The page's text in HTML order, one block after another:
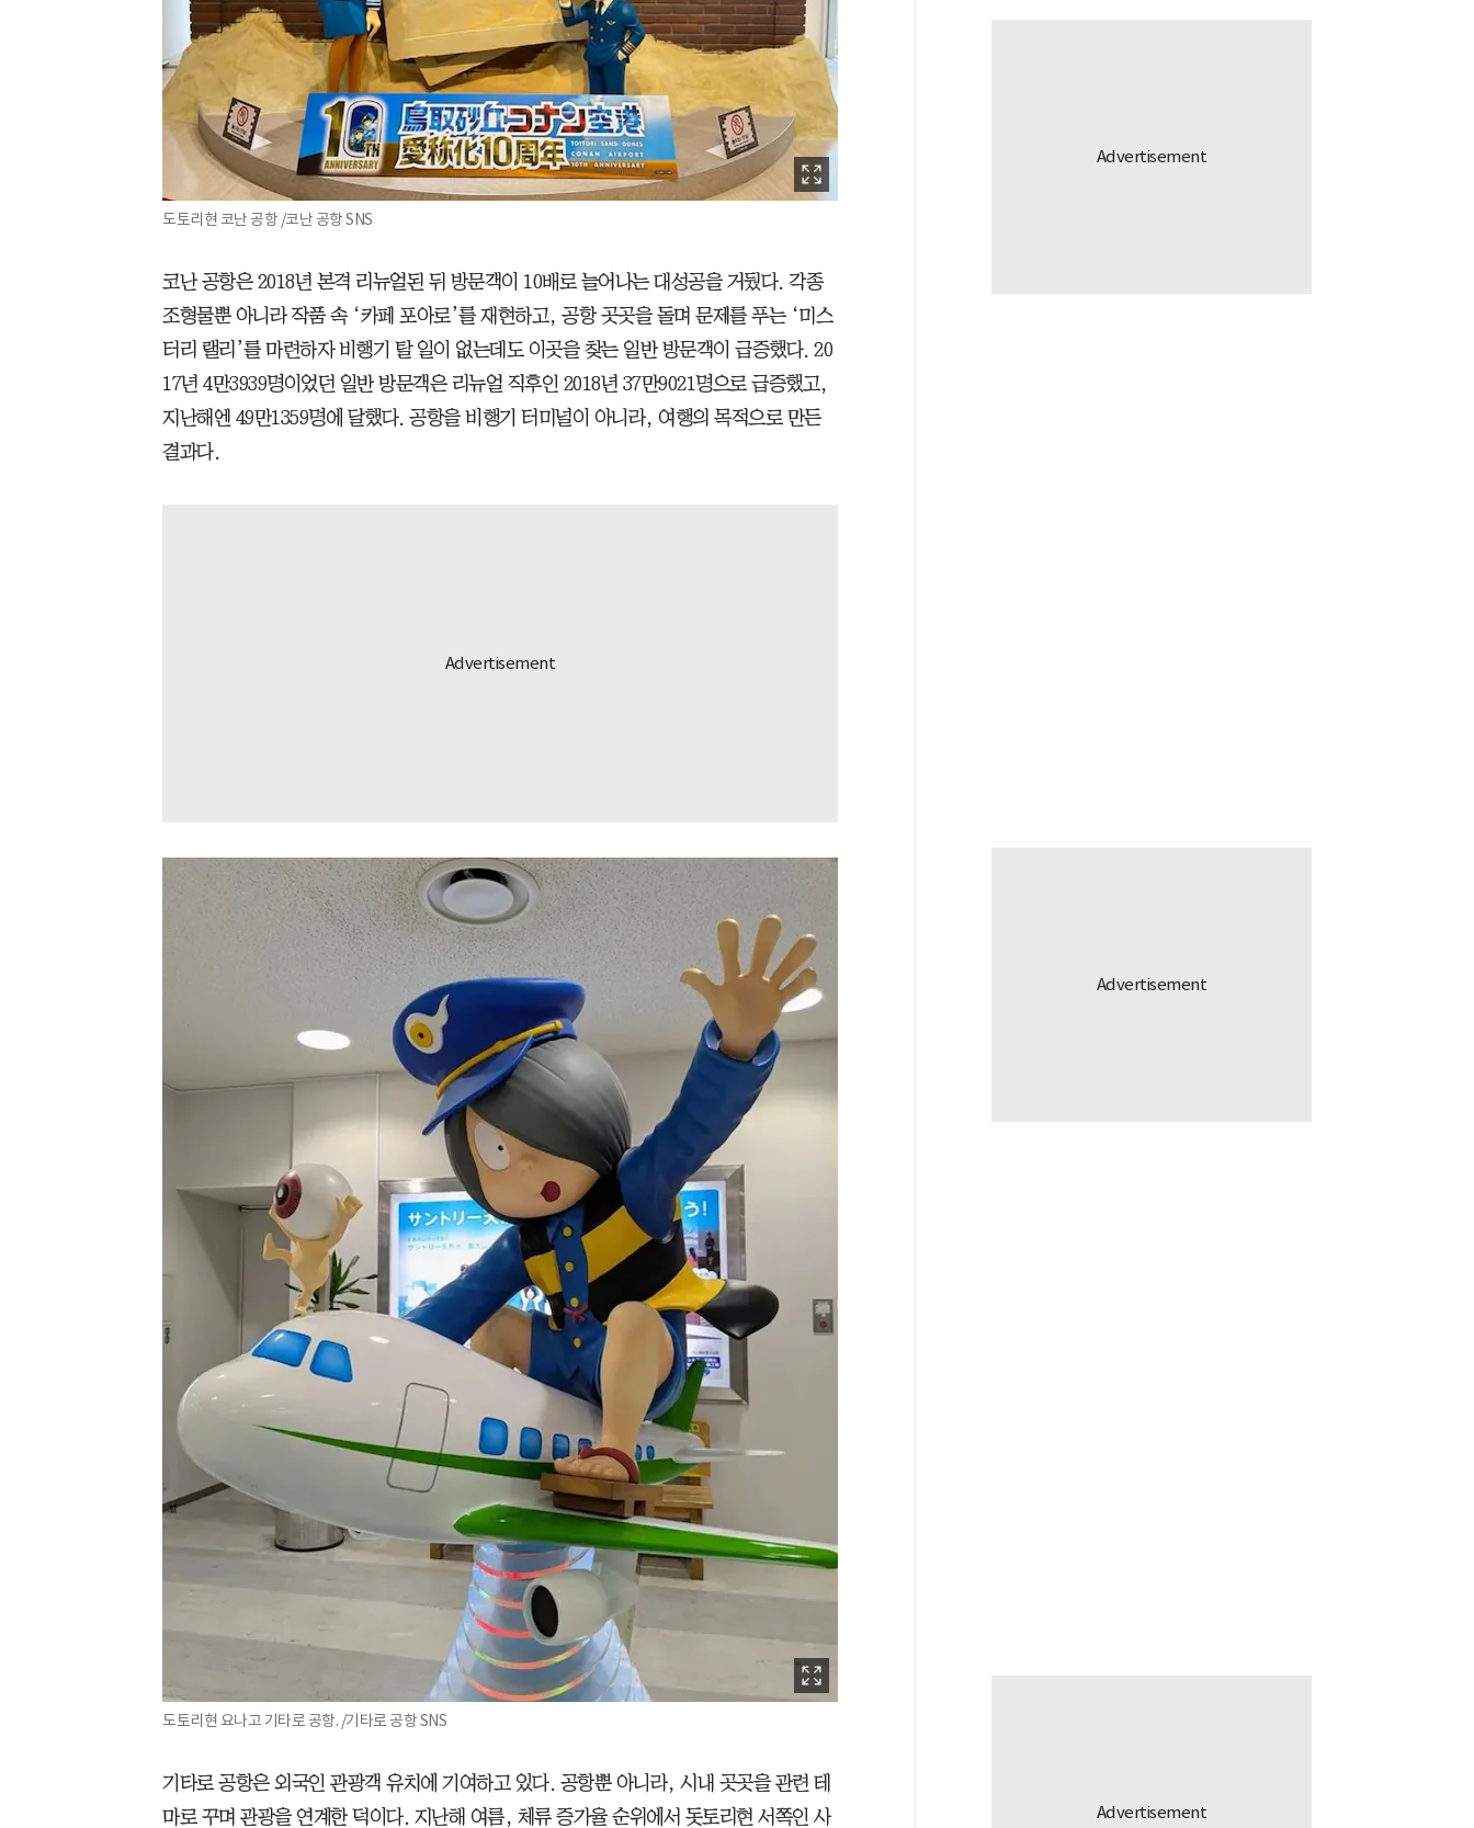
도토리현 코난 공항 /코난 공항 SNS
코난 공항은 2018년 본격 리뉴얼된 뒤 방문객이 10배로 늘어나는 대성공을 거뒀다. 각종
조형물뿐 아니라 작품 속 ‘카페 포아로’를 재현하고, 공항 곳곳을 돌며 문제를 푸는 ‘미스
터리 랠리’를 마련하자 비행기 탈 일이 없는데도 이곳을 찾는 일반 방문객이 급증했다. 20
17년 4만3939명이었던 일반 방문객은 리뉴얼 직후인 2018년 37만9021명으로 급증했고,
지난해엔 49만1359명에 달했다. 공항을 비행기 터미널이 아니라, 여행의 목적으로 만든
결과다.
도토리현 요나고 기타로 공항. /기타로 공항 SNS
기타로 공항은 외국인 관광객 유치에 기여하고 있다. 공항뿐 아니라, 시내 곳곳을 관련 테
마로 꾸며 관광을 연계한 덕이다. 지난해 여름, 체류 증가율 순위에서 돗토리현 서쪽인 사